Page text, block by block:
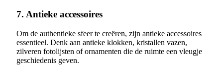
7. Antieke accessoires
Om de authentieke sfeer te creëren, zijn antieke accessoires
essentieel. Denk aan antieke klokken, kristallen vazen,
zilveren fotolijsten of ornamenten die de ruimte een vleugje
geschiedenis geven.